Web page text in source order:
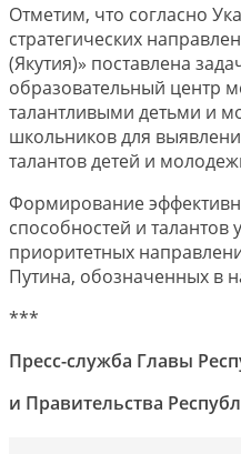
Отметим, что согласно
стратегических
(Якутия)» поставлена
образовательный центр
талантливыми детьми и
школьников для
талантов детей и
Формирование
способностей и
приоритетных
Путина, обозначенных в
***
Пресс-служба Главы
и Правительства